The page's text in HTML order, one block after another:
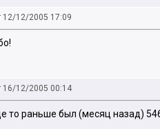
12/12/2005 17:09
16/12/2005 00:14
то раньше был (месяц назад)